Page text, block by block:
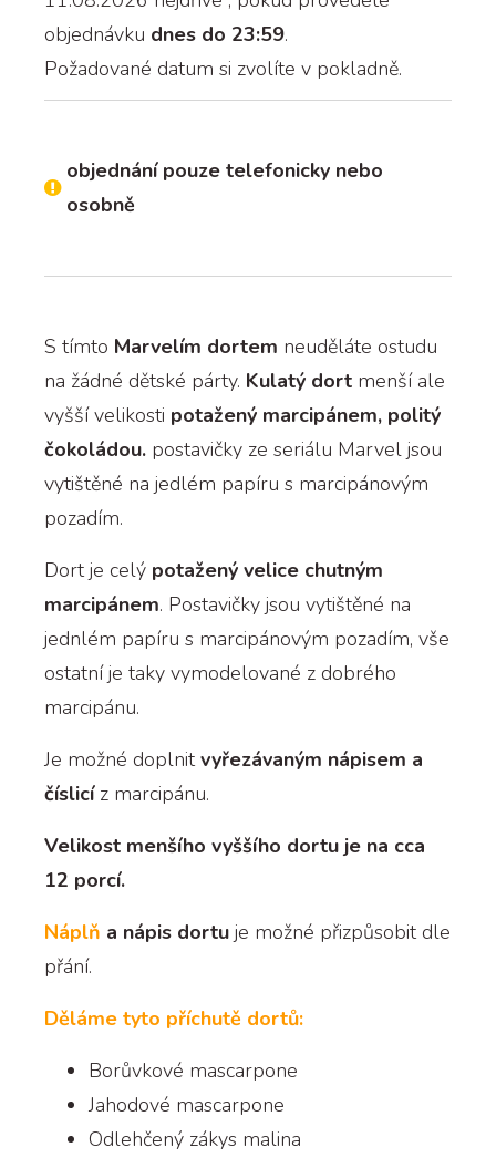
objednávku dnes do 23:59.
Požadované datum si zvolíte v pokladně.
objednání pouze telefonicky nebo
osobně
S tímto Marvelím dortem neuděláte ostudu
na žádné dětské párty. Kulatý dort menší ale
vyšší velikosti potažený marcipánem, politý
čokoládou. postavičky ze seriálu Marvel jsou
vytištěné na jedlém papíru s marcipánovým
pozadím.
Dort je celý potažený velice chutným
marcipánem. Postavičky jsou vytištěné na
jednlém papíru s marcipánovým pozadím, vše
ostatní je taky vymodelované z dobrého
marcipánu.
Je možné doplnitvyřezávaným nápisem a
číslicíz marcipánu.
Velikost menšího vyššího dortu je na cca
12 porcí.
Náplň a nápis dortu je možné přizpůsobit dle
přání.
Děláme tyto příchutě dortů:
Borůvkové mascarpone
Jahodové mascarpone
Odlehčený zákys malina